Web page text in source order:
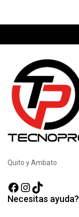
Quito y Ambato
Necesitas ayuda?